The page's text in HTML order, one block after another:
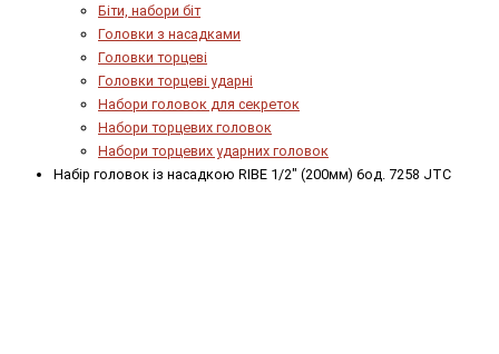
Біти, набори біт
Головки з насадками
Головки торцеві
Головки торцеві ударні
Набори головок для секреток
Набори торцевих головок
Набори торцевих ударних головок
Набір головок із насадкою RIBE 1/2" (200мм) 6од. 7258 JTC